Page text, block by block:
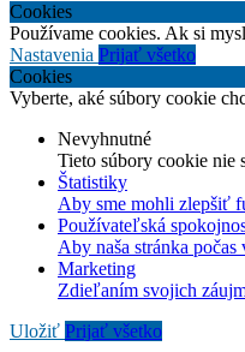
Cookies
Používame cookies. Ak si
Nastavenia Prijať všetko
Cookies
Vyberte, aké súbory cookie
Nevyhnutné
Tieto súbory cookie nie
Štatistiky
Aby sme mohli zlepšiť
Používateľská
Aby naša stránka
Marketing
Zdieľaním svojich
Uložiť Prijať všetko